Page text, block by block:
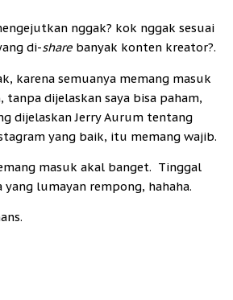
nggak? kok nggak sesuai
di-share banyak konten kreator?.
karena semuanya memang masuk
tanpa dijelaskan saya bisa paham,
dijelaskan Jerry Aurum tentang
yang baik, itu memang wajib.
masuk akal banget. Tinggal
lumayan rempong, hahaha.